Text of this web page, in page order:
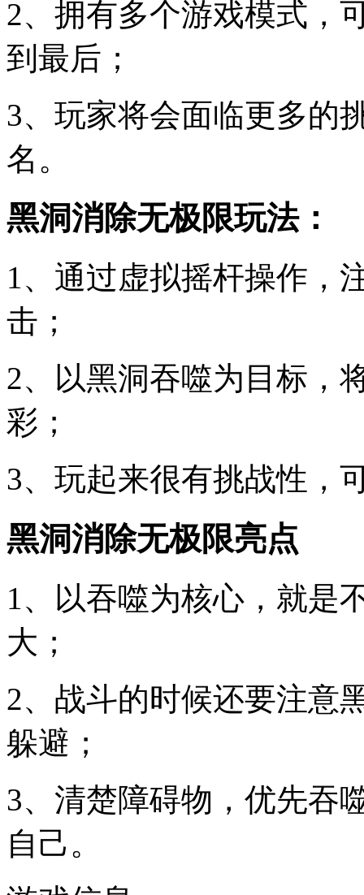
2、拥有多个游戏模式，
到最后；
3、玩家将会面临更多的
名。
黑洞消除无极限玩法：
1、通过虚拟摇杆操作，
击；
2、以黑洞吞噬为目标，
彩；
3、玩起来很有挑战性，
黑洞消除无极限亮点
1、以吞噬为核心，就是
大；
2、战斗的时候还要注意
躲避；
3、清楚障碍物，优先吞
自己。